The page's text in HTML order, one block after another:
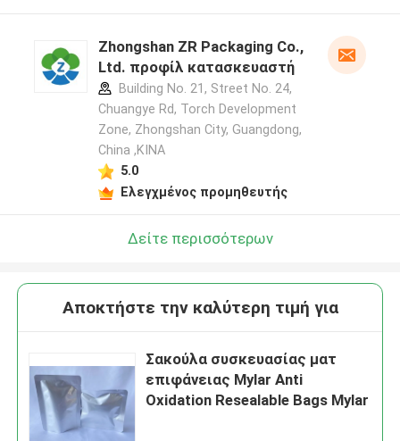
Zhongshan ZR Packaging Co.,
Ltd. προφίλ κατασκευαστή
Building No. 21, Street No. 24,
Chuangye Rd, Torch Development
Zone, Zhongshan City, Guangdong,
China ,ΚΙΝΑ
5.0
Ελεγχμένος προμηθευτής
Δείτε περισσότερων
Αποκτήστε την καλύτερη τιμή για
Σακούλα συσκευασίας ματ
επιφάνειας Mylar Anti
Oxidation Resealable Bags Mylar